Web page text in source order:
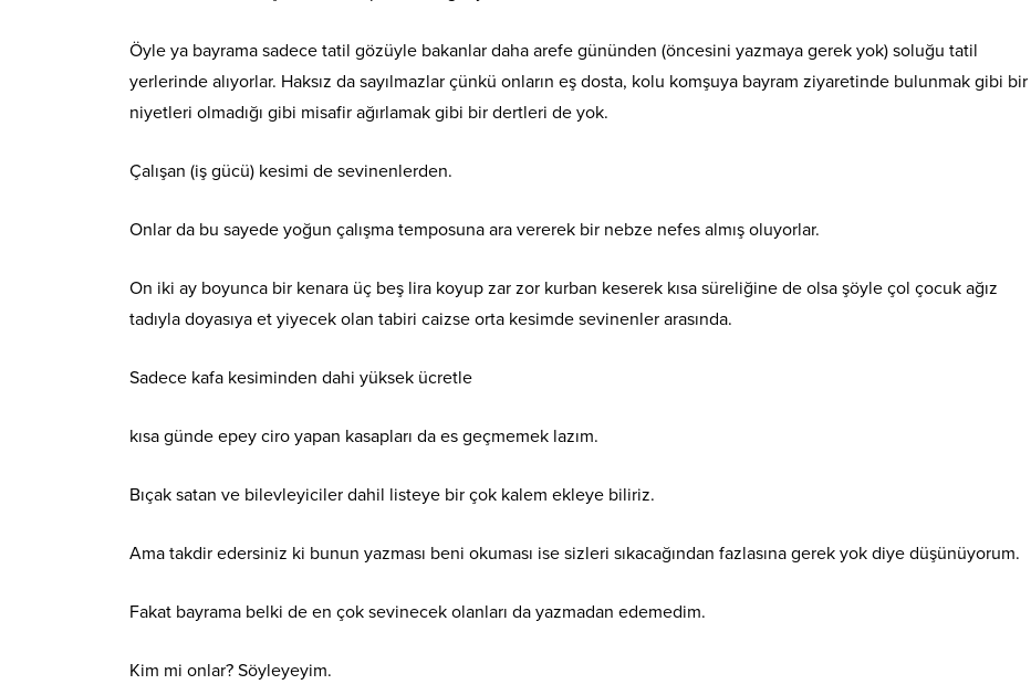
Öyle ya bayrama sadece tatil gözüyle bakanlar daha arefe gününden (öncesini yazmaya gerek yok) soluğu tatil
yerlerinde alıyorlar. Haksız da sayılmazlar çünkü onların eş dosta, kolu komşuya bayram ziyaretinde bulunmak gibi bir
niyetleri olmadığı gibi misafir ağırlamak gibi bir dertleri de yok.
Çalışan (iş gücü) kesimi de sevinenlerden.
Onlar da bu sayede yoğun çalışma temposuna ara vererek bir nebze nefes almış oluyorlar.
On iki ay boyunca bir kenara üç beş lira koyup zar zor kurban keserek kısa süreliğine de olsa şöyle çol çocuk ağız
tadıyla doyasıya et yiyecek olan tabiri caizse orta kesimde sevinenler arasında.
Sadece kafa kesiminden dahi yüksek ücretle
kısa günde epey ciro yapan kasapları da es geçmemek lazım.
Bıçak satan ve bilevleyiciler dahil listeye bir çok kalem ekleye biliriz.
Ama takdir edersiniz ki bunun yazması beni okuması ise sizleri sıkacağından fazlasına gerek yok diye düşünüyorum.
Fakat bayrama belki de en çok sevinecek olanları da yazmadan edemedim.
Kim mi onlar? Söyleyeyim.